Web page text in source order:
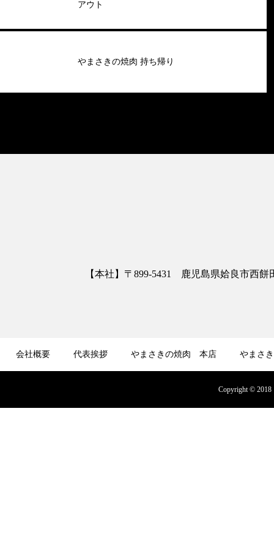
アウト
やまさきの焼肉 持ち帰り
【本社】〒899-5431 鹿児島県姶良市西餅
会社概要 代表挨拶 やまさきの焼肉 本店 やまさ
オンラインショップ
Copyright © 2018